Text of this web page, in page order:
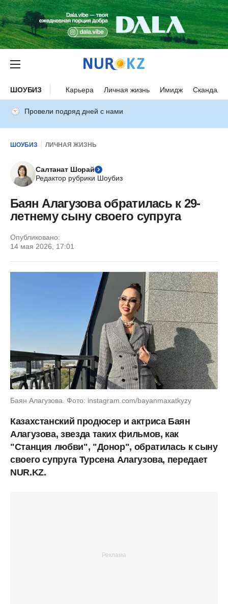
ШОУБИЗ Карьера Личная жизнь Имидж Скандалы
Провели подряд дней с нами
ШОУБИЗ ЛИЧНАЯ ЖИЗНЬ
Салтанат Шорай
Редактор рубрики Шоубиз
Баян Алагузова обратилась к 29-
летнему сыну своего супруга
Опубликовано:
14 мая 2026, 17:01
Баян Алагузова. Фото: instagram.com/bayanmaxatkyzy
Казахстанский продюсер и актриса Баян
Алагузова, звезда таких фильмов, как
"Станция любви", "Донор", обратилась к сыну
своего супруга Турсена Алагузова, передает
NUR.KZ.